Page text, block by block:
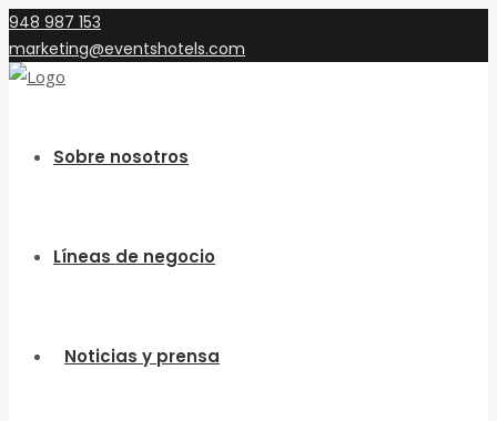
948 987 153
marketing@eventshotels.com
Sobre nosotros
Líneas de negocio
Noticias y prensa